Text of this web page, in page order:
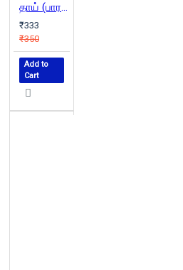
தாய் (பாரதி புத்தகாலயம்)
₹333
₹350
Add to
Cart